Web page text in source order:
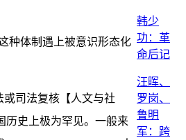
种体制遇上被意识形态化
司法复核【人文与社
历史上极为罕见。一般来
韩少
功：革
命后记
汪晖、
罗岗、
鲁明
军：跨